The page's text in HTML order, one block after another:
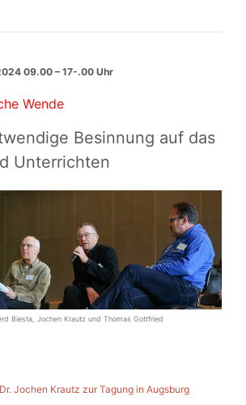
09.00 – 17-.00 Uhr
Wende
Besinnung auf das
Unterrichten
Biesta, Jochen Krautz und Thomas Gottfried
Jochen Krautz zur Tagung in Augsburg